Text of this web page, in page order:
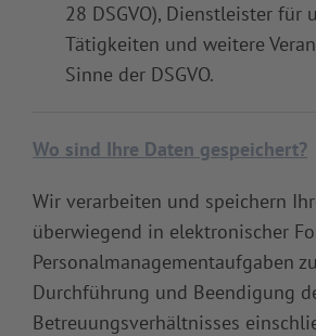
28 DSGVO), Dienstleister für
Tätigkeiten und weitere
Sinne der DSGVO.
Wo sind Ihre Daten gespeichert?
Wir verarbeiten und speichern
überwiegend in elektronischer
Personalmanagementaufgaben
Durchführung und Beendigung
Betreuungsverhältnisses